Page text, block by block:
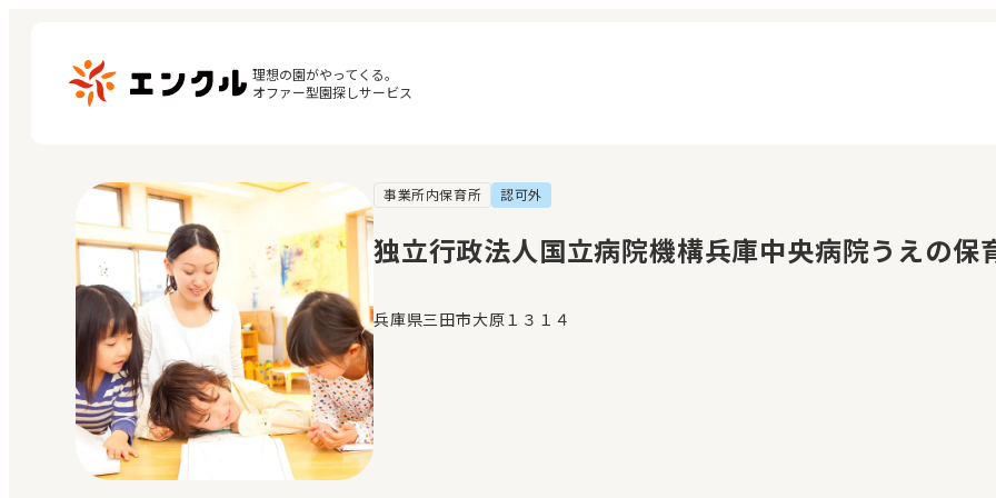
理想の園がやってくる。
オファー型園探しサービス
保育園・幼稚園を探す
地図から探す
地域から探す
マイページ
閲覧履歴
お気に入り
メッセージ
おすすめの園
事業所内保育所 認可外
独立行政法人国立病院機構兵庫中央病院うえの保
兵庫県三田市大原１３１４